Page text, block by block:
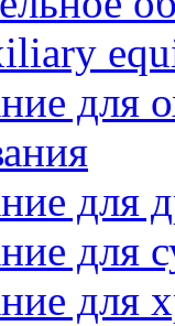
для
для
для
для